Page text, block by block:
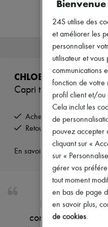
Tops & Chemises
Ensembles
Vestes
Jupes
Denim
Mailles
Manteaux
Sandales & Mules
Cet article
CHLOE
Capri taille haute
Achetez maintenant,
Retours offerts et enlevés
En savoir plus sur cet article
Découvrez le
confectionné dans
24S utilise des
et améliorer les
personnaliser
utilisateur et vous
communications
fonction de votre
profil client et/ou
Cela inclut les
de
pouvez accepter
cliquant sur «
sur «
gérer vos
tout moment
en bas de page
en savoir plus,
de cookies.